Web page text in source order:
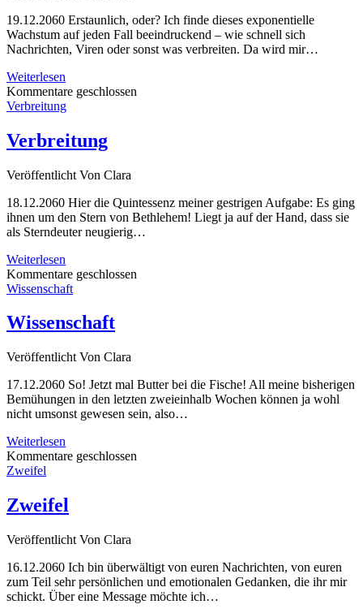
19.12.2060 Erstaunlich, oder? Ich finde dieses exponentielle
Wachstum auf jeden Fall beeindruckend – wie schnell sich
Nachrichten, Viren oder sonst was verbreiten. Da wird mir…
Weiterlesen
Kommentare geschlossen
Verbreitung
Verbreitung
Veröffentlicht Von Clara
18.12.2060 Hier die Quintessenz meiner gestrigen Aufgabe: Es ging
ihnen um den Stern von Bethlehem! Liegt ja auf der Hand, dass sie
als Sterndeuter neugierig…
Weiterlesen
Kommentare geschlossen
Wissenschaft
Wissenschaft
Veröffentlicht Von Clara
17.12.2060 So! Jetzt mal Butter bei die Fische! All meine bisherigen
Bemühungen in den letzten zweieinhalb Wochen können ja wohl
nicht umsonst gewesen sein, also…
Weiterlesen
Kommentare geschlossen
Zweifel
Zweifel
Veröffentlicht Von Clara
16.12.2060 Ich bin überwältigt von euren Nachrichten, von euren
zum Teil sehr persönlichen und emotionalen Gedanken, die ihr mir
schickt. Über eine Message möchte ich…